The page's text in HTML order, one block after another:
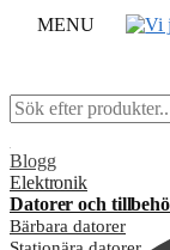
MENU
Sök
efter:
Blogg
Sök
efter:
Elektronik
Datorer och
Bärbara datorer